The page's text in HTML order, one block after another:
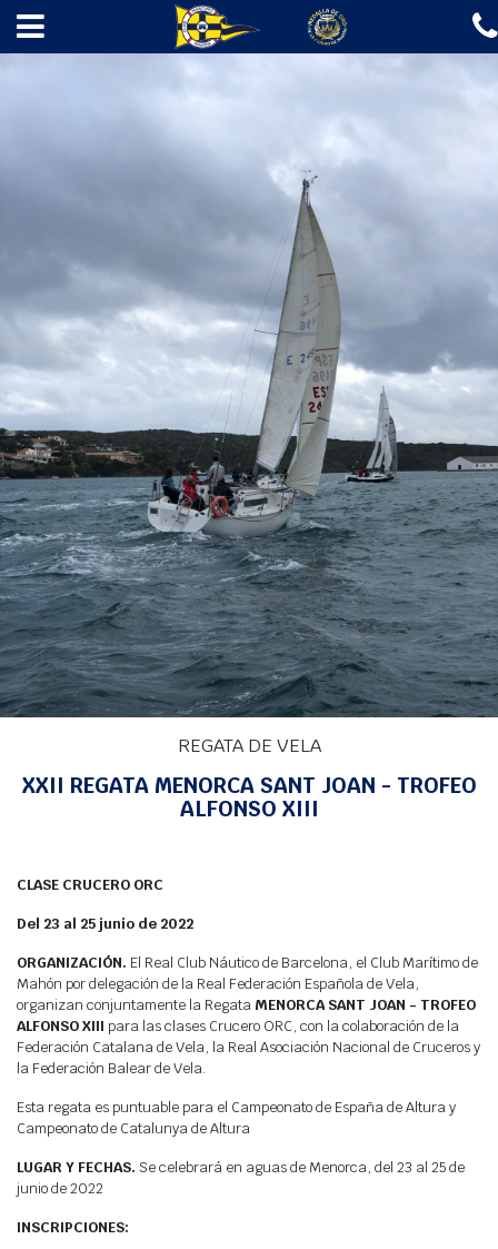
✖
A LA MAR 2026
REGATAS
REGATAS DE VELA
REGATAS DE PIRAGÜISMO
AMARRES
GASOLINERA
NOTICIAS
CONTACTO
Fotos
Agenda
Webcam
Meteo
INICIO>REGATAS>REGATAS DE VELA > XXIII REGATA MENORCA SANT JOAN
TROFEO ALFONSO XIII
REGATA DE VELA
XXII REGATA MENORCA SANT JOAN - TROFEO
ALFONSO XIII
CLASE CRUCERO ORC
Del 23 al 25 junio de 2022
ORGANIZACIÓN. El Real Club Náutico de Barcelona, el Club Marítimo de
Mahón por delegación de la Real Federación Española de Vela,
organizan conjuntamente la Regata MENORCA SANT JOAN - TROFEO
ALFONSO XIII para las clases Crucero ORC, con la colaboración de la
Federación Catalana de Vela, la Real Asociación Nacional de Cruceros y
la Federación Balear de Vela.
Esta regata es puntuable para el Campeonato de España de Altura y
Campeonato de Catalunya de Altura
LUGAR Y FECHAS. Se celebrará en aguas de Menorca, del 23 al 25 de
junio de 2022
INSCRIPCIONES: